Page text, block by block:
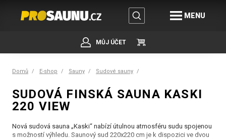
MENU
MŮJ ÚČET
Domů E-shop Sauny Sudové sauny
SUDOVÁ FINSKÁ SAUNA KASKI
220 VIEW
Nová sudová sauna „Kaski“ nabízí útulnou atmosféru sudu spojenou
s možností výhledu. Saunový sud 220x220 cm je k dispozici ve dvou